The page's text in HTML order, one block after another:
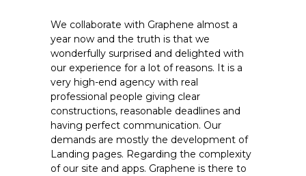
We collaborate with Graphene almost a
year now and the truth is that we
wonderfully surprised and delighted with
our experience for a lot of reasons. It is a
very high-end agency with real
professional people giving clear
constructions, reasonable deadlines and
having perfect communication. Our
demands are mostly the development of
Landing pages. Regarding the complexity
of our site and apps. Graphene is there to